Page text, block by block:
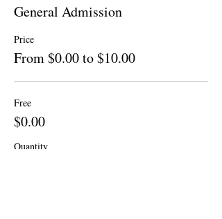
General Admission
Price
From $0.00 to $10.00
Free
$0.00
Quantity